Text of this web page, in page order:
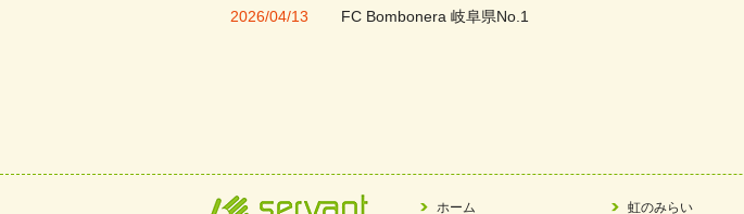
2026/04/13 FC Bombonera 岐阜県No.1
2026/02/06 岐阜県「働いてもらい方改革」優良事例集に掲載されました
ホーム 虹のみらい